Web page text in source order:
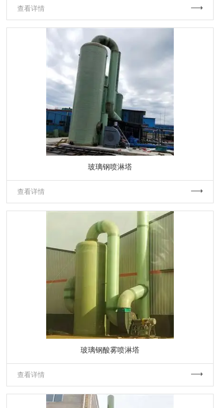
查看详情
玻璃钢喷淋塔
查看详情
玻璃钢酸雾喷淋塔
查看详情